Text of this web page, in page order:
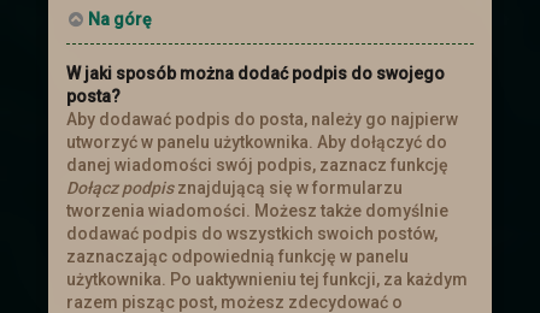
Na górę
W jaki sposób można dodać podpis do swojego
posta?
Aby dodawać podpis do posta, należy go najpierw
utworzyć w panelu użytkownika. Aby dołączyć do
danej wiadomości swój podpis, zaznacz funkcję
Dołącz podpisznajdującą się w formularzu
tworzenia wiadomości. Możesz także domyślnie
dodawać podpis do wszystkich swoich postów,
zaznaczając odpowiednią funkcję w panelu
użytkownika. Po uaktywnieniu tej funkcji, za każdym
razem pisząc post, możesz zdecydować o